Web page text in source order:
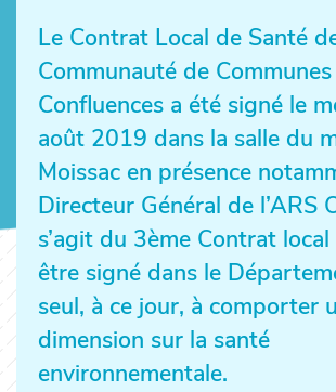
Le Contrat Local de Santé
Communauté de
Confluences a été signé le
août 2019 dans la salle du
Moissac en présence
Directeur Général de l’ARS
s’agit du 3ème Contrat
être signé dans le
seul, à ce jour, à comporter
dimension sur la santé
environnementale.